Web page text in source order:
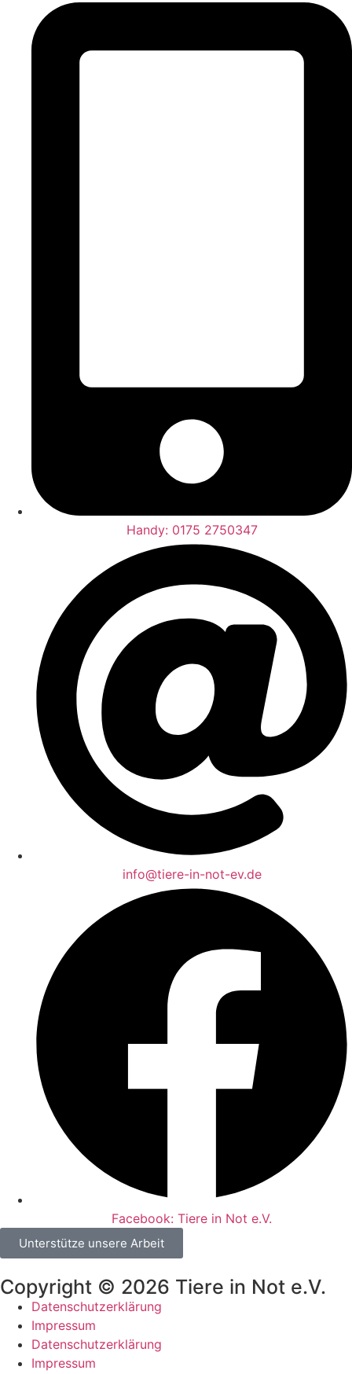
Handy: 0175 2750347
info@tiere-in-not-ev.de
Facebook: Tiere in Not e.V.
Unterstütze unsere Arbeit
Copyright © 2026 Tiere in Not e.V.
Datenschutzerklärung
Impressum
Datenschutzerklärung
Impressum